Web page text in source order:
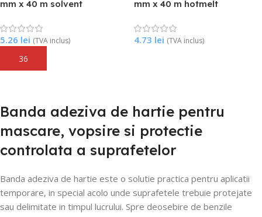
mm x 40 m solvent
5.26 lei (TVA inclus)
Adaugă În Coș
mm x 40 m hotmelt
4.73 lei (TVA inclus)
Banda adeziva de hartie pentru
mascare, vopsire si protectie
controlata a suprafetelor
Banda adeziva de hartie este o solutie practica pentru aplicatii
temporare, in special acolo unde suprafetele trebuie protejate
sau delimitate in timpul lucrului. Spre deosebire de benzile